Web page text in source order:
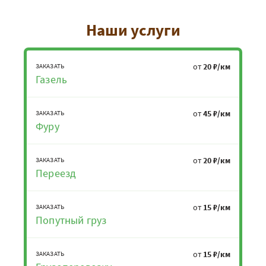
Наши услуги
ЗАКАЗАТЬ
Газель
от20 ₽/км
ЗАКАЗАТЬ
Фуру
от45 ₽/км
ЗАКАЗАТЬ
Переезд
от20 ₽/км
ЗАКАЗАТЬ
Попутный груз
от 15 ₽/км
ЗАКАЗАТЬ от 15 ₽/км